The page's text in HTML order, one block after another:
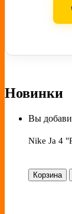
Новинки
Вы
Nike Ja 4
Корзина